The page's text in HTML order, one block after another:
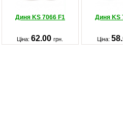
Диня KS 7066 F1 Диня KS
Ціна:62.00грн. Ціна: